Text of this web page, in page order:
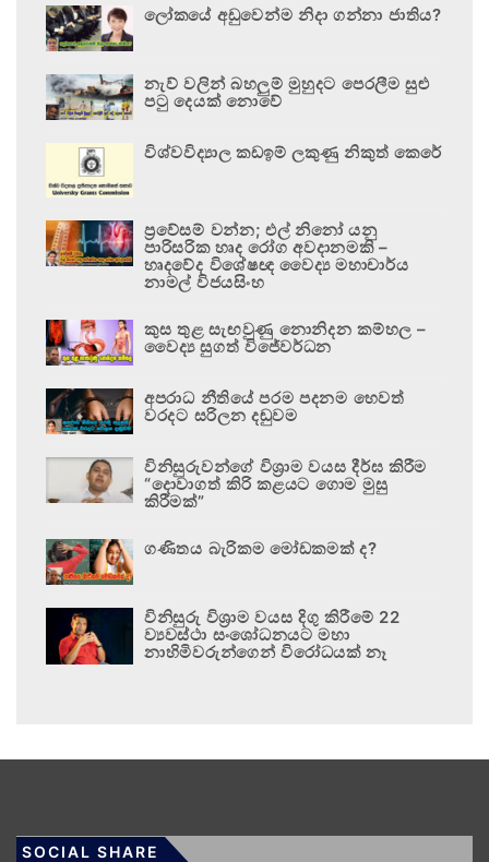
ලෝකයේ අඩුවෙන්ම නිදා ගන්නා ජාතිය?
නැව් වලින් බහලුම් මුහුදට පෙරලීම සුළු
පටු දෙයක් නොවේ
විශ්වවිද්‍යාල කඩඉම් ලකුණු නිකුත් කෙරේ
ප්‍රවේසම් වන්න; එල් නිනෝ යනු
පාරිසරික හෘද රෝග අවදානමකි –
හෘදවේද විශේෂඥ වෛද්‍ය මහාචාර්ය
නාමල් විජයසිංහ
කුස තුළ සැඟවුණු නොනිදන කම්හල –
වෛද්‍ය සුගත් විජේවර්ධන
අපරාධ නීතියේ පරම පදනම හෙවත්
වරදට සරිලන දඬුවම
විනිසුරුවන්ගේ විශ්‍රාම වයස දීර්ඝ කිරීම
“දොවාගත් කිරි කළයට ගොම මුසු
කිරීමක්”
ගණිතය බැරිකම මෝඩකමක් ද?
විනිසුරු විශ්‍රාම වයස දිගු කිරීමේ 22
ව්‍යවස්ථා සංශෝධනයට මහා
නාහිමිවරුන්ගෙන් විරෝධයක් නෑ
SOCIAL SHARE